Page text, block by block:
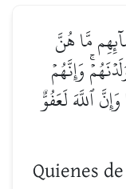
مَّا هُنَّ
وَإِنَّهُمۡ
ٱللَّهَ لَعَفُوٌّ
Quienes